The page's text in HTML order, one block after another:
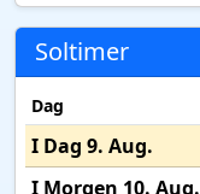
Soltimer
Dag
I Dag 9. Aug.
I Morgen 10. Aug.